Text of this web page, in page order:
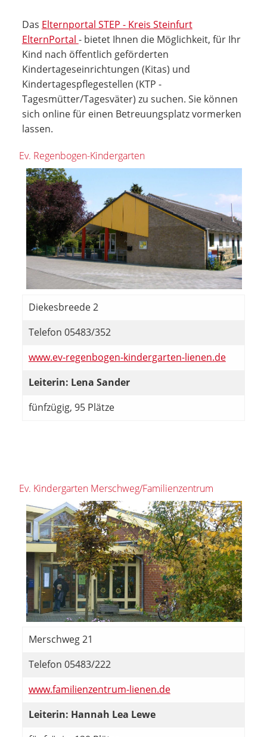
Das Elternportal STEP - Kreis Steinfurt
ElternPortal - bietet Ihnen die Möglichkeit, für Ihr
Kind nach öffentlich geförderten
Kindertageseinrichtungen (Kitas) und
Kindertagespflegestellen (KTP -
Tagesmütter/Tagesväter) zu suchen. Sie können
sich online für einen Betreuungsplatz vormerken
lassen.
Ev. Regenbogen-Kindergarten
Diekesbreede 2
Telefon 05483/352
www.ev-regenbogen-kindergarten-lienen.de
Leiterin: Lena Sander
fünfzügig, 95 Plätze
Ev. Kindergarten Merschweg/Familienzentrum
Merschweg 21
Telefon 05483/222
www.familienzentrum-lienen.de
Leiterin: Hannah Lea Lewe